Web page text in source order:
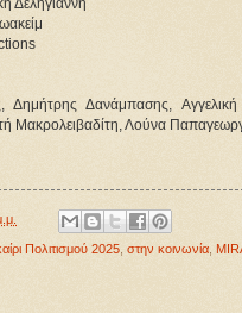
Δεληγιάννη
Δημήτρης Δανάμπασης, Αγγελική
Μακρολειβαδίτη, Λούνα
Πολιτισμού 2025 στην κοινωνία